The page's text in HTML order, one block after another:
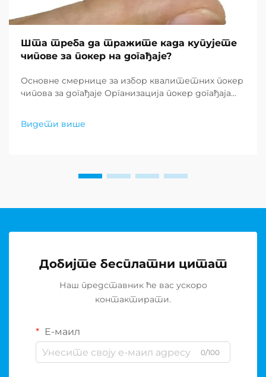
Шта треба да тражите када купујете
чипове за покер на догађаје?
Основне смернице за избор квалитетних покер
чипова за догађаје Организација покер догађаја
који испуњавају професионалне стандарде.
Видети више
Добијте бесплатни цитат
Наш представник ће вас ускоро
контактирати.
Е-маил
0/100